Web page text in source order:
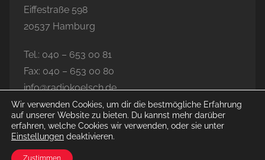
Eiffestraße 598
20537 Hamburg
Tel.: 040 – 653 00 81
Fax: 040 – 653 00 80
info@radiokoelsch.de
© 2026 Radio Kölsch Hamburg
Wir verwenden Cookies, um dir die bestmögliche Erfahrung
auf unserer Website zu bieten. Du kannst mehr darüber
erfahren, welche Cookies wir verwenden, oder sie unter
Einstellungen deaktivieren.
Zustimmen